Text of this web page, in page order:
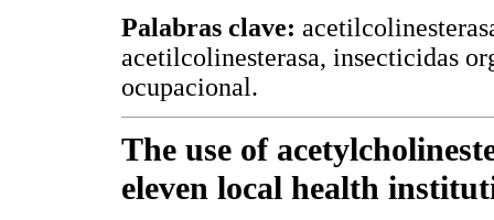
Palabras clave:
acetilcolinesterasa, insecticidas
ocupacional.
The use of
eleven local health